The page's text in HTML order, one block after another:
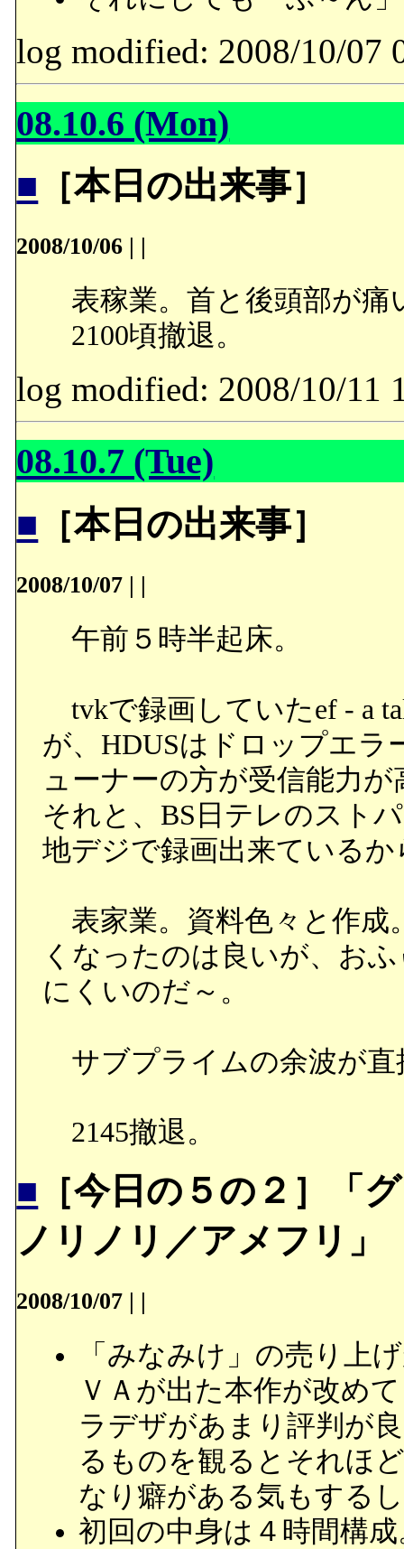
log modified: 2008/10/07
08.10.6 (Mon)
■ ［本日の出来事］
2008/10/06 | |
表稼業。首と後頭部が痛
2100頃撤退。
log modified: 2008/10/11
08.10.7 (Tue)
■ ［本日の出来事］
2008/10/07 | |
午前５時半起床。
tvkで録画していたef - a
が、HDUSはドロップエ
ューナーの方が受信能力
それと、BS日テレのスト
地デジで録画出来ている
表家業。資料色々と作成
くなったのは良いが、お
にくいのだ～。
サブプライムの余波が直
2145撤退。
■ ［今日の５の２］「
ノリノリ／アメフリ」
2008/10/07 | |
「みなみけ」の売り上
ＶＡが出た本作が改め
ラデザがあまり評判が
るものを観るとそれほ
なり癖がある気もする
初回の中身は４時間構